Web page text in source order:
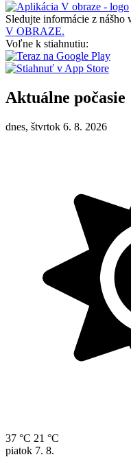
Sledujte informácie z nášho
V OBRAZE.
Voľne k stiahnutiu:
Aktuálne počasie
dnes, štvrtok 6. 8. 2026
37 °C 21 °C
piatok 7. 8.